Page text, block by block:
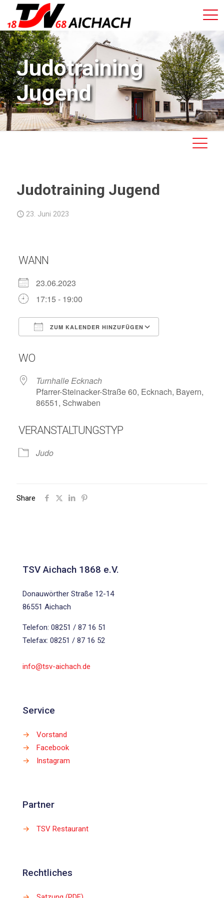
Judotraining
Jugend
Judotraining Jugend
23. Juni 2023
WANN
23.06.2023
17:15 - 19:00
ZUM KALENDER HINZUFÜGEN
WO
Turnhalle Ecknach
Pfarrer-Steinacker-Straße 60, Ecknach, Bayern,
86551, Schwaben
VERANSTALTUNGSTYP
Judo
Share
TSV Aichach 1868 e.V.
Donauwörther Straße 12-14
86551 Aichach
Telefon: 08251 / 87 16 51
Telefax: 08251 / 87 16 52
info@tsv-aichach.de
Service
→
Vorstand
→
Facebook
→
Instagram
Partner
→ TSV Restaurant
Rechtliches